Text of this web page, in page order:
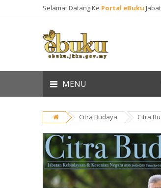
Selamat Datang Ke Portal eBuku
MENU
Citra Budaya Citra